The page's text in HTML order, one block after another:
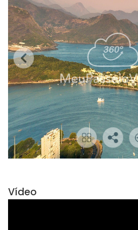
Vídeo